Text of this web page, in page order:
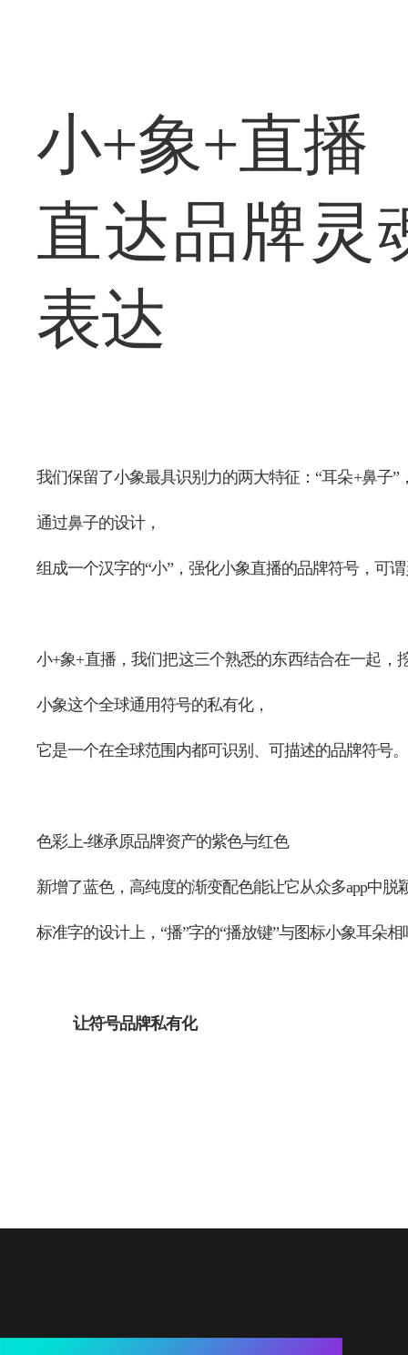
小+象+直播
直达品牌灵
表达
我们保留了小象最具识别力的两大特征：“耳朵+鼻子
通过鼻子的设计，
组成一个汉字的“小”，强化小象直播的品牌符号，可
小+象+直播，我们把这三个熟悉的东西结合在一起，
小象这个全球通用符号的私有化，
它是一个在全球范围内都可识别、可描述的品牌符号。
色彩上-继承原品牌资产的紫色与红色
新增了蓝色，高纯度的渐变配色能让它从众多app中
标准字的设计上，“播”字的“播放键”与图标小象耳朵
让符号品牌私有化